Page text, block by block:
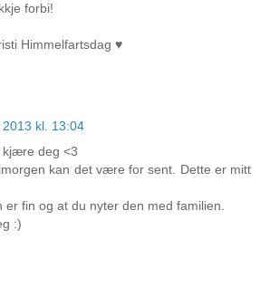
forbi!
Himmelfartsdag ♥
kl. 13:04
kjære deg <3
kan det være for sent. Dette er mitt
er fin og at du nyter den med familien.
:)